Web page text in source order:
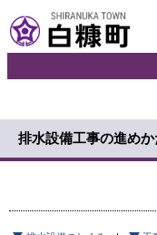
文
へ
ュ
へ
排水設備工事の進めか